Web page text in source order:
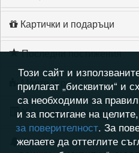
Картички и подаръци
Последни постижения
Моите игри
Хронология на игри
Активност
Този сайт и
прилагат „бисквитки“ и
са необходими за
и за постигане на
за поверителност. За
желаете да оттеглите